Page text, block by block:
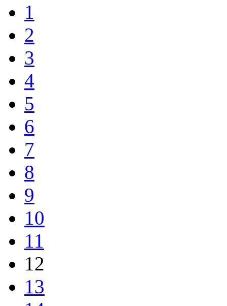
1
2
3
4
5
6
7
8
9
10
11
12
13